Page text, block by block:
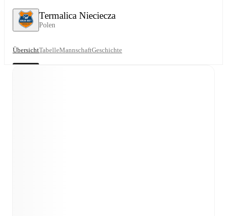
Termalica Nieciecza
Polen
ÜbersichtTabelleMannschaftGeschichte